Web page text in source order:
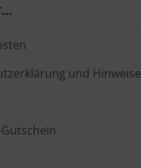
und Hinweise